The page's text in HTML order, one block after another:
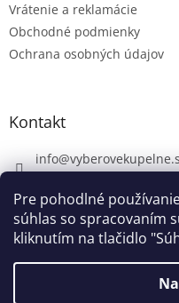
Pre pohodlné
súhlas so spracovaním
kliknutím na tlačidlo
Vrátenie a reklamácie
Obchodné podmienky
Ochrana osobných údajov
Kontakt
info@
https://